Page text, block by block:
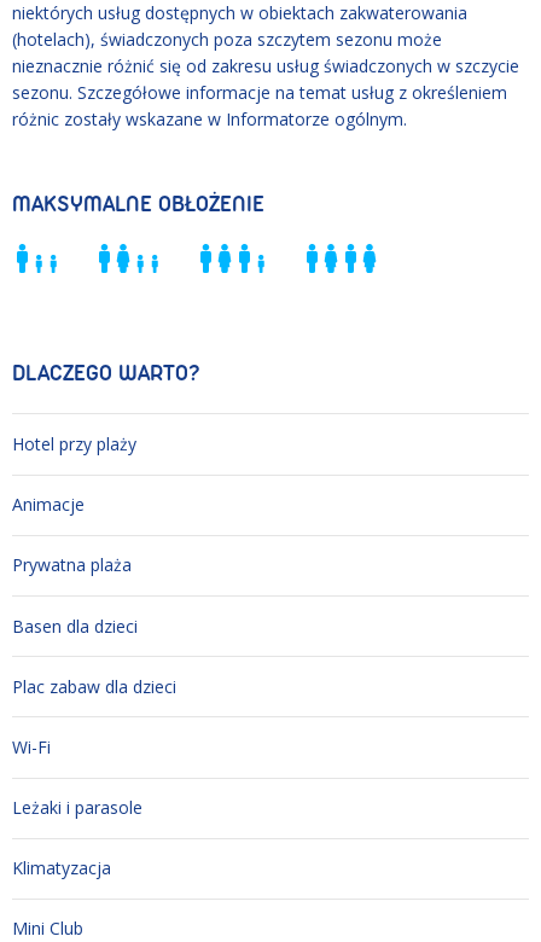
niektórych usług dostępnych w obiektach zakwaterowania
(hotelach), świadczonych poza szczytem sezonu może
nieznacznie różnić się od zakresu usług świadczonych w szczycie
sezonu. Szczegółowe informacje na temat usług z określeniem
różnic zostały wskazane w Informatorze ogólnym.
MAKSYMALNE OBŁOŻENIE
DLACZEGO WARTO?
Hotel przy plaży
Animacje
Prywatna plaża
Basen dla dzieci
Plac zabaw dla dzieci
Wi-Fi
Leżaki i parasole
Klimatyzacja
Mini Club